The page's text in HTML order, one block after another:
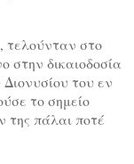
στο
στην δικαιοδοσία
του εν
το σημείο
της πάλαι ποτέ